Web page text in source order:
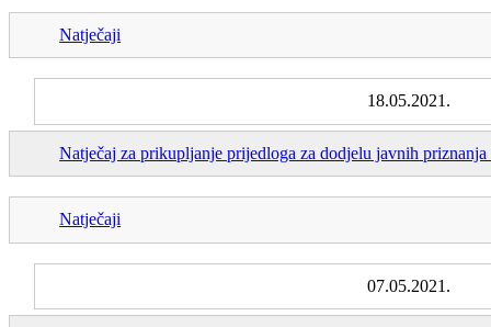
Natječaji
18.05.2021.
Natječaj za prikupljanje prijedloga za dodjelu javnih
Natječaji
07.05.2021.